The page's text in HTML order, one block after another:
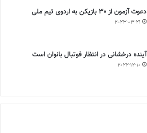
دعوت آزمون از 30 بازیکن به اردوی تیم ملی
2023-03-21
آینده درخشانی در انتظار فوتبال بانوان است
2022-12-10